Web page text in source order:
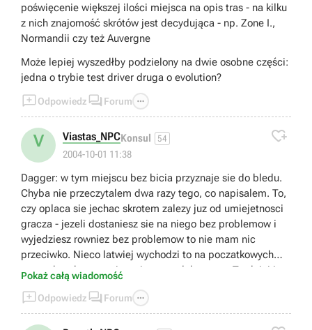
poświęcenie większej ilości miejsca na opis tras - na kilku
z nich znajomość skrótów jest decydująca - np. Zone I.,
Normandii czy też Auvergne
Może lepiej wyszedłby podzielony na dwie osobne części:
jedna o trybie test driver druga o evolution?
Odpowiedz  Forum 
V Viastas_NPCKonsul 54
2004-10-01 11:38

Dagger: w tym miejscu bez bicia przyznaje sie do bledu.
Chyba nie przeczytalem dwa razy tego, co napisalem. To,
czy oplaca sie jechac skrotem zalezy juz od umiejetnosci
gracza - jezeli dostaniesz sie na niego bez problemow i
wyjedziesz rowniez bez problemow to nie mam nic
przeciwko. Nieco latwiej wychodzi to na poczatkowych
etapach, gdy na trasie sa jeszcze slabe wozy. Trudniej jest
z szybkim samochodem - gdy takowym jechalem,
wolalem bezpiecznie przejechac okrezna droga, a
oponenci ktorzy jechali skrotem wcale mnie nie
Pokaż całą wiadomość
Odpowiedz  Forum 